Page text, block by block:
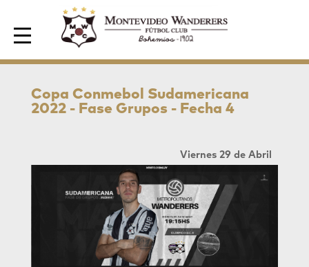
Area de Socios
Copa Conmebol Sudamericana
2022 - Fase Grupos - Fecha 4
Viernes 29 de Abril